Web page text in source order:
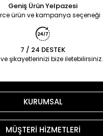
Geniş Ürün Yelpazesi
ürün ve kampanya seçeneği
7 / 24 DESTEK
şikayetlerinizi bize iletebilirsiniz.
KURUMSAL
MÜŞTERİ HİZMETLERİ